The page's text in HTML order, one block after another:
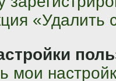
«Удалить
мои